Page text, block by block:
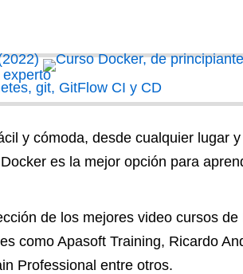
y cómoda, desde cualquier lugar
es la mejor opción para
de los mejores video cursos
como Apasoft Training, Ricardo
Professional entre otros.